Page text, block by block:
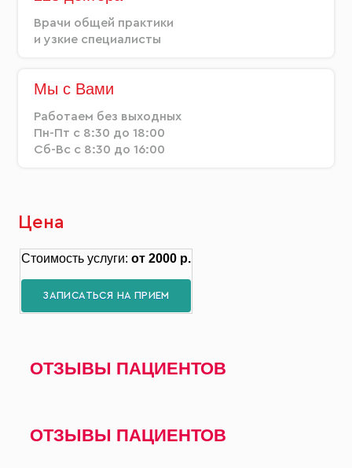
Врачи общей практики
и узкие специалисты
Мы с Вами
Работаем без выходных
Пн-Пт с 8:30 до 18:00
Сб-Вс с 8:30 до 16:00
Цена
Стоимость услуги: от 2000 р.
ЗАПИСАТЬСЯ НА ПРИЕМ
ОТЗЫВЫ ПАЦИЕНТОВ
ОТЗЫВЫ ПАЦИЕНТОВ